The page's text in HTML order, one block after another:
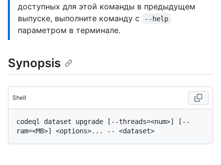
доступных для этой команды в предыдущем
выпуске, выполните команду с
--help
параметром в терминале.
Synopsis
Shell
codeql dataset upgrade [--threads=<num>] [--